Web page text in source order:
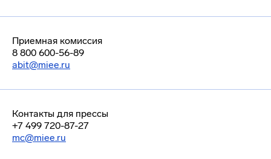
Приемная комиссия
8 800 600-56-89
abit@miee.ru
Контакты для прессы
+7 499 720-87-27
mc@miee.ru